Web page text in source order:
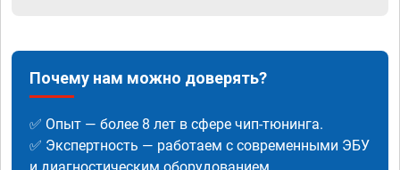
Почему нам можно доверять?
✅ Опыт — более 8 лет в сфере чип-тюнинга.
✅ Экспертность — работаем с современными ЭБУ